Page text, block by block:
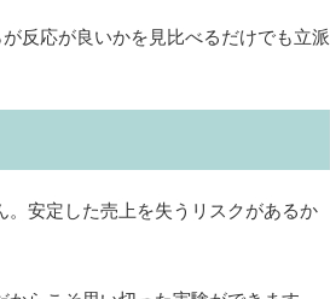
反応が良いかを見比べるだけでも立派
安定した売上を失うリスクがあるか